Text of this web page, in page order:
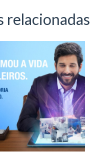
relacionadas